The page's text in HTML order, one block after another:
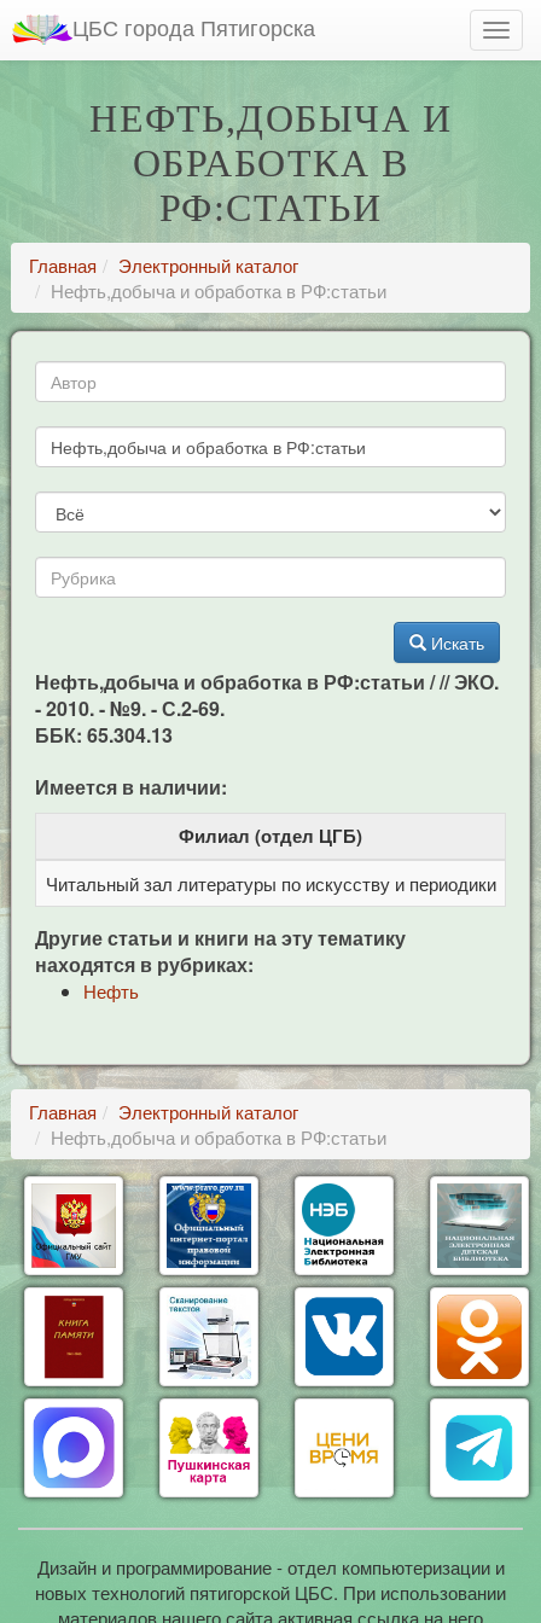
ЦБС города Пятигорска
НЕФТЬ,ДОБЫЧА И
ОБРАБОТКА В
РФ:СТАТЬИ
Главная
Электронный каталог
Нефть,добыча и обработка в РФ:статьи
Искать
Нефть,добыча и обработка в РФ:статьи / // ЭКО.
- 2010. - №9. - С.2-69.
ББК: 65.304.13
Имеется в наличии:
Филиал (отдел ЦГБ)
Читальный зал литературы по искусству и периодики
Другие статьи и книги на эту тематику
находятся в рубриках:
Нефть
Главная
Электронный каталог
Нефть,добыча и обработка в РФ:статьи
Дизайн и программирование - отдел компьютеризации и
новых технологий пятигорской ЦБС. При использовании